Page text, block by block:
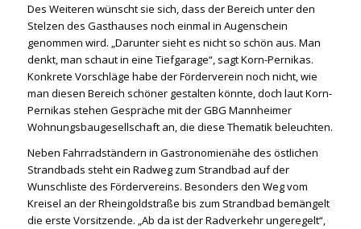
Des Weiteren wünscht sie sich, dass der Bereich unter den
Stelzen des Gasthauses noch einmal in Augenschein
genommen wird. „Darunter sieht es nicht so schön aus. Man
denkt, man schaut in eine Tiefgarage“, sagt Korn-Pernikas.
Konkrete Vorschläge habe der Förderverein noch nicht, wie
man diesen Bereich schöner gestalten könnte, doch laut Korn-
Pernikas stehen Gespräche mit der GBG Mannheimer
Wohnungsbaugesellschaft an, die diese Thematik beleuchten.
Neben Fahrradständern in Gastronomienähe des östlichen
Strandbads steht ein Radweg zum Strandbad auf der
Wunschliste des Fördervereins. Besonders den Weg vom
Kreisel an der Rheingoldstraße bis zum Strandbad bemängelt
die erste Vorsitzende. „Ab da ist der Radverkehr ungeregelt“,